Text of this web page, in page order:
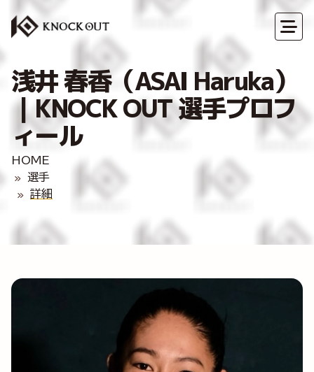
浅井 春香（ASAI Haruka）
｜KNOCK OUT 選手プロフ
ィール
HOME
選手
詳細